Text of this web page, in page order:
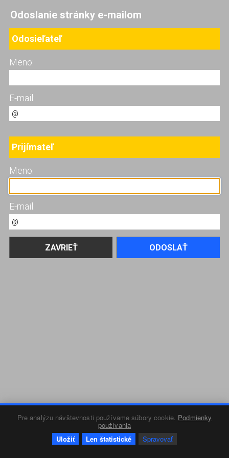
Pre analýzu návštevnosti používame súbory cookie. Podmienky
používania
Uložiť
Len štatistické Spravovať
Odoslanie stránky e-mailom
Odosieľateľ
Meno:
E-mail:
Prijímateľ
Meno:
E-mail: